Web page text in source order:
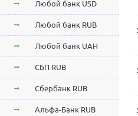
Любой банк USD
Любой банк RUB
Любой банк UAH
СБП RUB
Сбербанк RUB
Альфа-Банк RUB